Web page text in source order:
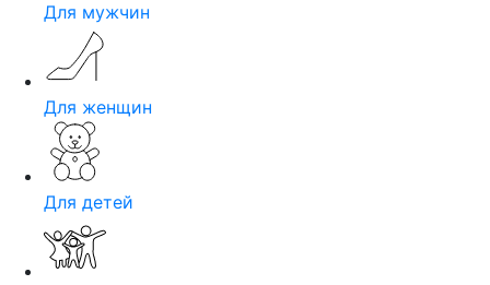
Для мужчин
Для женщин
Для детей